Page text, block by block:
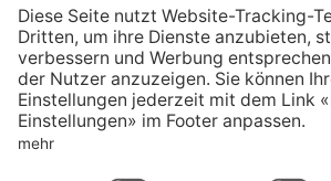
Höhepunkt des Jahres.
prallen dabei
LINUS REICHLIN
BENJAMIN GÜDEL